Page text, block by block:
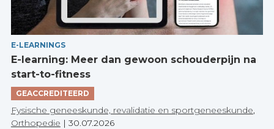
E-LEARNINGS
E-learning: Meer dan gewoon schouderpijn na
start-to-fitness
GEACCREDITEERD
Fysische geneeskunde, revalidatie en sportgeneeskunde
Orthopedie | 30.07.2026